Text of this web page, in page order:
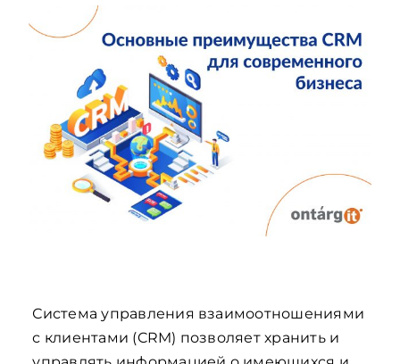
Система управления взаимоотношениями
с клиентами (CRM) позволяет хранить и